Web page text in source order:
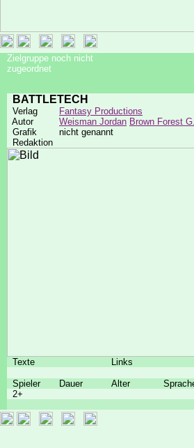
Zielgruppe noch nicht
zugeordnet
BATTLETECH
Verlag
Fantasy Productions
Autor
Weisman Jordan Brown Forest G.
Grafik
nicht genannt
Redaktion
Texte Links
Spieler
Dauer Alter
2+